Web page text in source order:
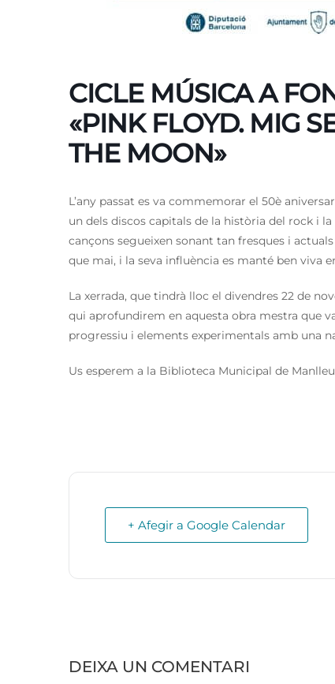
CICLE MÚSICA A
«PINK FLOYD. MIG
THE MOON»
L’any passat es va commemorar el 50è
un dels discos capitals de la història del rock i
cançons segueixen sonant tan fresques i
que mai, i la seva influència es manté ben viva
La xerrada, que tindrà lloc el divendres 22 de
qui aprofundirem en aquesta obra mestra que
progressiu i elements experimentals amb una
Us esperem a la Biblioteca Municipal de
+ Afegir a Google Calendar
DEIXA UN COMENTARI